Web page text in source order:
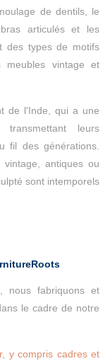
de dentils, le
articulés et les
des types de motifs
meubles vintage et
de l'Inde, qui a une
leurs
fil des générations.
antiques ou
sont intemporels
nous fabriquons et
le cadre de notre
y compris cadres et